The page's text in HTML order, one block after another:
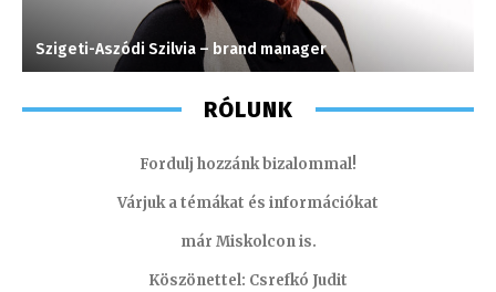
Szigeti-Aszódi Szilvia – brand manager
RÓLUNK
Fordulj hozzánk bizalommal!
Várjuk a témákat és információkat
már Miskolcon is.
Köszönettel: Csrefkó Judit